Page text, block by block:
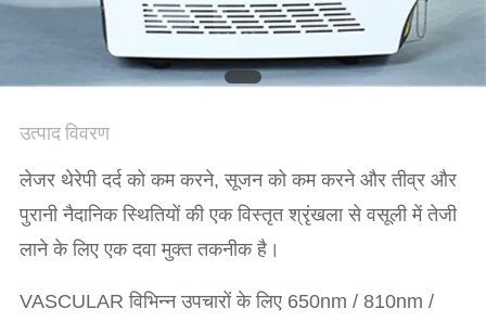
उत्पाद विवरण
लेजर थेरेपी दर्द को कम करने, सूजन को कम करने और तीव्र और
पुरानी नैदानिक ​​स्थितियों की एक विस्तृत श्रृंखला से वसूली में तेजी
लाने के लिए एक दवा मुक्त तकनीक है।
VASCULAR विभिन्न उपचारों के लिए 650nm / 810nm /